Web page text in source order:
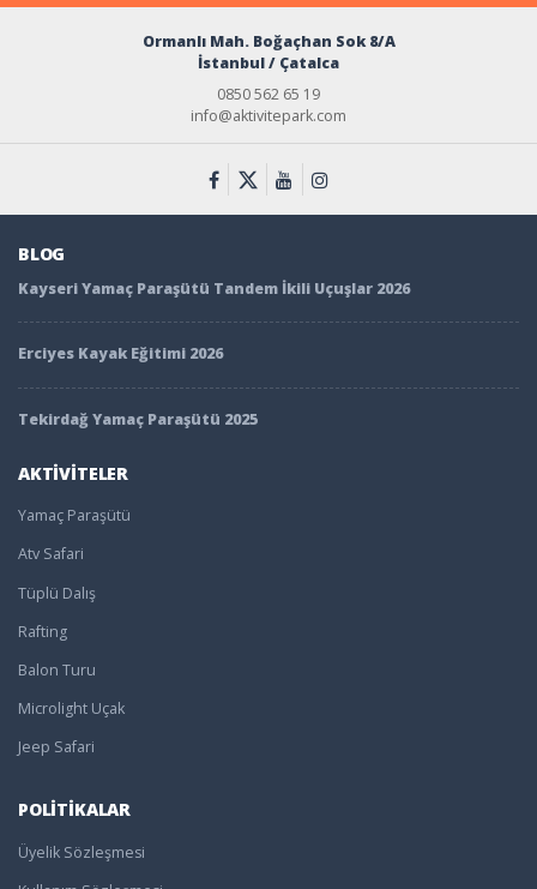
Ormanlı Mah. Boğaçhan Sok 8/A
İstanbul / Çatalca
0850 562 65 19
info@aktivitepark.com
BLOG
Kayseri Yamaç Paraşütü Tandem İkili Uçuşlar 2026
Erciyes Kayak Eğitimi 2026
Tekirdağ Yamaç Paraşütü 2025
AKTİVİTELER
Yamaç Paraşütü
Atv Safari
Tüplü Dalış
Rafting
Balon Turu
Microlight Uçak
Jeep Safari
POLİTİKALAR
Üyelik Sözleşmesi